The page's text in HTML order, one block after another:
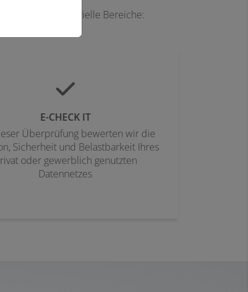
für spezielle Bereiche:
E-CHECK IT
Überprüfung bewerten wir die
Sicherheit und Belastbarkeit Ihres
oder gewerblich genutzten
Datennetzes